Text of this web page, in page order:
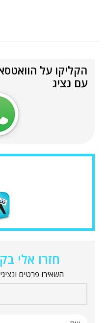
הקליקו על
עם נציג
חזרו אלי
השאירו פרטים